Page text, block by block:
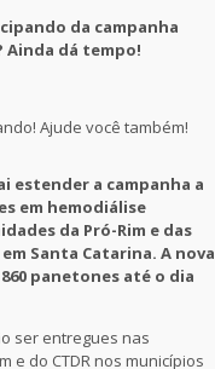
da campanha
Ainda dá tempo!
Ajude você também!
estender a campanha a
em hemodiálise
da Pró-Rim e das
Santa Catarina. A nova
panetones até o dia
ser entregues nas
e do CTDR nos municípios